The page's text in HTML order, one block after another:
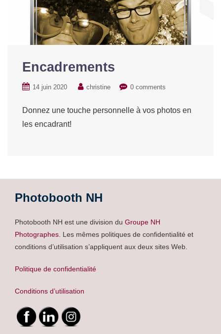
Encadrements
14 juin 2020 christine 0 comments
Donnez une touche personnelle à vos photos en
les encadrant!
Photobooth NH
Photobooth NH est une division du Groupe NH
Photographes . Les mêmes politiques de confidentialité et
conditions d’utilisation s’appliquent aux deux sites Web.
Politique de confidentialité
Conditions d’utilisation